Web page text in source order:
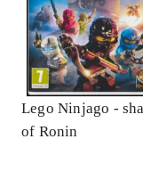
Lego Ninjago -
of Ronin